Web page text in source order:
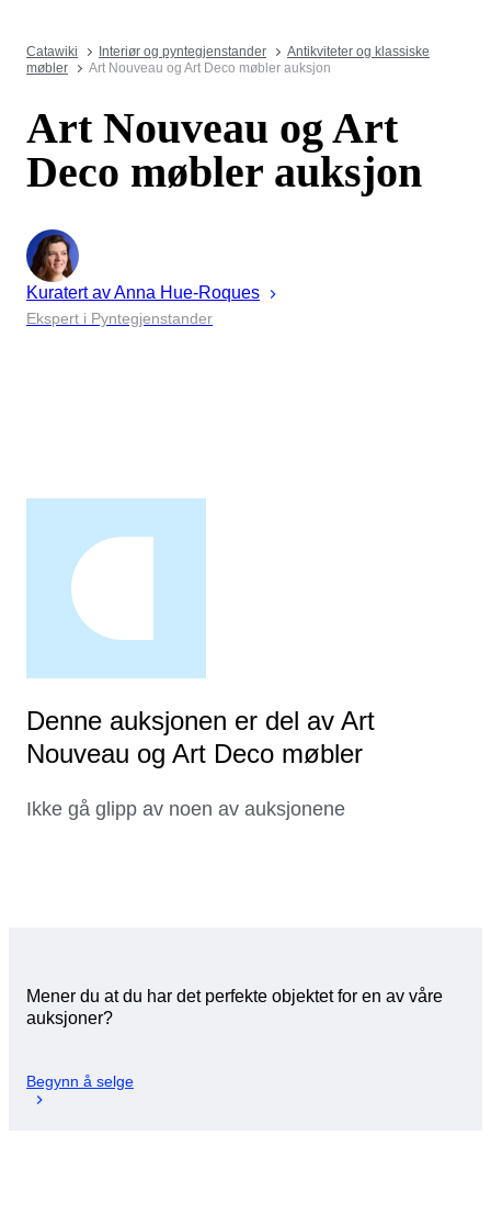
Catawiki Interiør og pyntegjenstander
Antikviteter og klassiske
møbler
Art Nouveau og Art Deco møbler auksjon
Art Nouveau og Art
Deco møbler auksjon
Kuratert avAnna Hue-Roques
Ekspert i Pyntegjenstander
Denne auksjonen er del av Art
Nouveau og Art Deco møbler
Ikke gå glipp av noen av auksjonene
Mener du at du har det perfekte objektet for en av våre
auksjoner?
Begynn å selge